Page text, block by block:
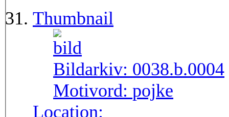
Thumbnail
Bildarkiv: 0038.b.0004
Motivord: pojke
Location: